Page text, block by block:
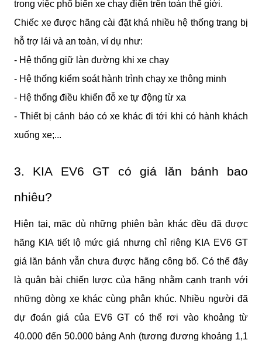
trong việc phổ biến xe chạy điện trên toàn thế giới.
Chiếc xe được hãng cài đặt khá nhiều hệ thống trang bị
hỗ trợ lái và an toàn, ví dụ như:
- Hệ thống giữ làn đường khi xe chạy
- Hệ thống kiểm soát hành trình chạy xe thông minh
- Hệ thống điều khiển đỗ xe tự động từ xa
- Thiết bị cảnh báo có xe khác đi tới khi có hành khách
xuống xe;...
3. KIA EV6 GT có giá lăn bánh bao
nhiêu?
Hiện tại, mặc dù những phiên bản khác đều đã được
hãng KIA tiết lộ mức giá nhưng chỉ riêng KIA EV6 GT
giá lăn bánh vẫn chưa được hãng công bố. Có thể đây
là quân bài chiến lược của hãng nhằm cạnh tranh với
những dòng xe khác cùng phân khúc. Nhiều người đã
dự đoán giá của EV6 GT có thể rơi vào khoảng từ
40.000 đến 50.000 bảng Anh (tương đương khoảng 1,1